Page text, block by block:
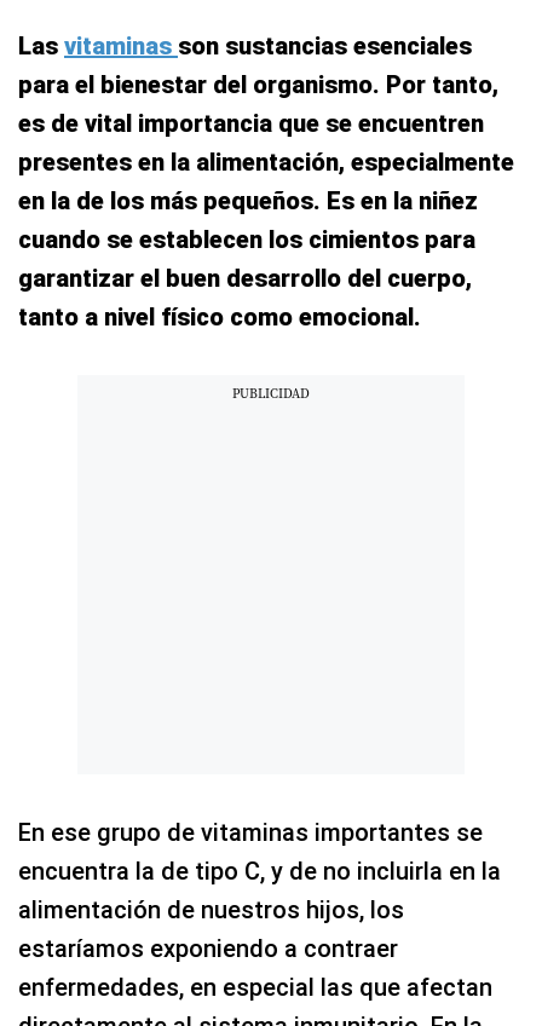
Las vitaminas son sustancias esenciales
para el bienestar del organismo. Por tanto,
es de vital importancia que se encuentren
presentes en la alimentación, especialmente
en la de los más pequeños. Es en la niñez
cuando se establecen los cimientos para
garantizar el buen desarrollo del cuerpo,
tanto a nivel físico como emocional.
En ese grupo de vitaminas importantes se
encuentra la de tipo C, y de no incluirla en la
alimentación de nuestros hijos, los
estaríamos exponiendo a contraer
enfermedades, en especial las que afectan